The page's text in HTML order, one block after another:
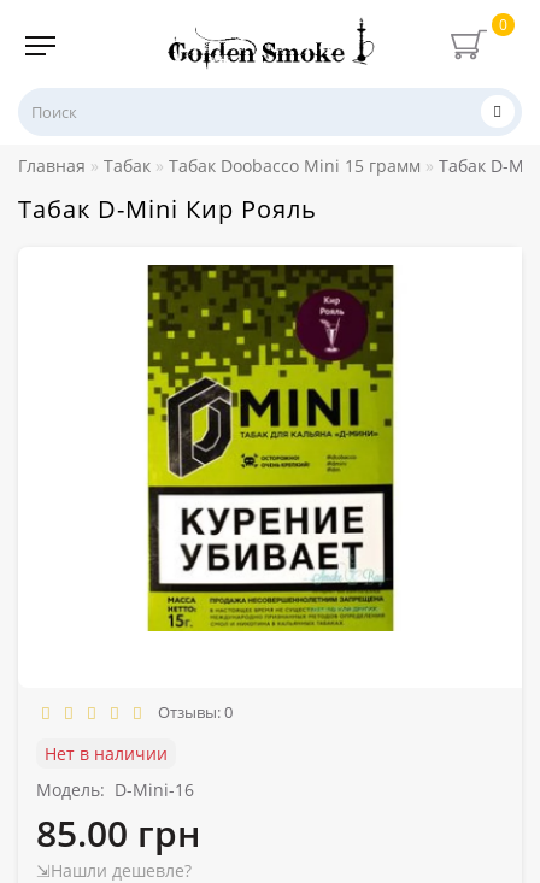
0
Главная Табак Табак Doobacco Mini 15 грамм Табак D-
Табак D-Mini Кир Рояль
Отзывы: 0
Нет в наличии
Модель: D-Mini-16
85.00 грн
⇲Нашли дешевле?